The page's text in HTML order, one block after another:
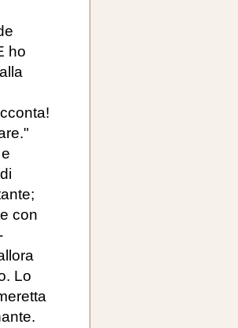
ho
con
Lo